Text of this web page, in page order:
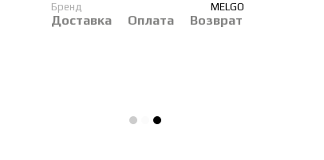
Бренд
MELGO
Доставка Оплата Возврат